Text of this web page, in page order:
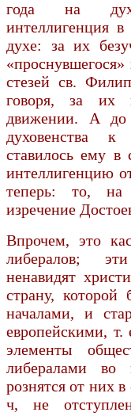
года на
интеллигенция
духе: за их
стезей св.
говоря, за их
движении. А до
духовенства к
ставилось ему в
интеллигенцию
теперь: то, на
изречение
Впрочем, это
либералов;
ненавидят
страну, которой
началами, и
европейскими, т.
элементы
либералами во
рознятся от них
ч, не